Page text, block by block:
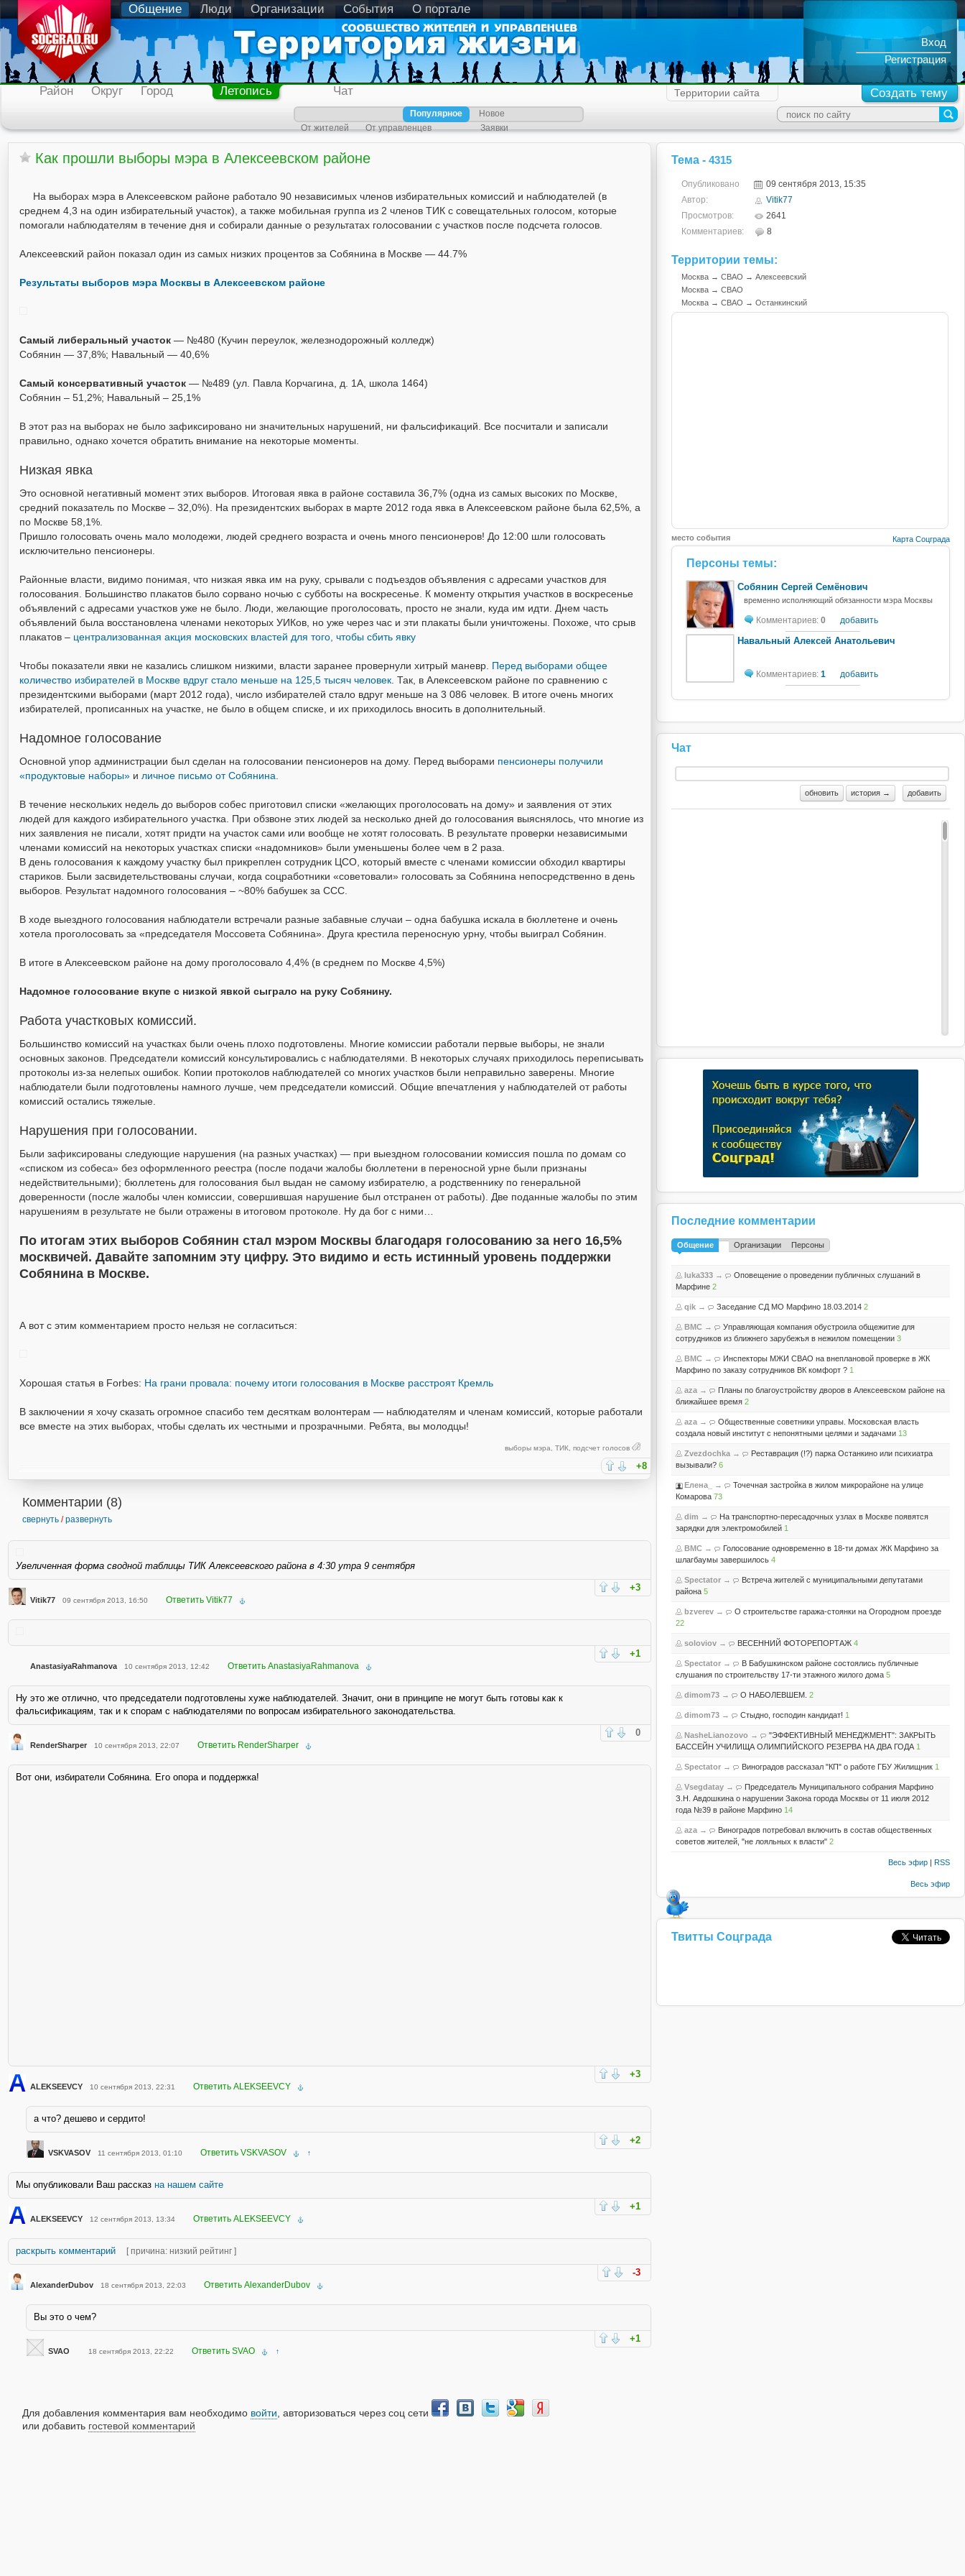
Вход
Регистрация
Общение Люди Организации События О портале
Район Округ Город Летопись
Популярное
Новое
От жителей
От управленцев Заявки
Чат Территории сайта Создать тему
Как прошли выборы мэра в Алексеевском районе
На выборах мэра в Алексеевском районе работало 90 независимых членов избирательных комиссий и наблюдателей (в
среднем 4,3 на один избирательный участок), а также мобильная группа из 2 членов ТИК с совещательных голосом, которые
помогали наблюдателям в течение дня и собирали данные о результатах голосовании с участков после подсчета голосов.
Алексеевский район показал один из самых низких процентов за Собянина в Москве — 44.7%
Результаты выборов мэра Москвы в Алексеевском районе
Самый либеральный участок — №480 (Кучин переулок, железнодорожный колледж)
Собянин — 37,8%; Навальный — 40,6%
Самый консервативный участок — №489 (ул. Павла Корчагина, д. 1А, школа 1464)
Собянин – 51,2%; Навальный – 25,1%
В этот раз на выборах не было зафиксировано ни значительных нарушений, ни фальсификаций. Все посчитали и записали
правильно, однако хочется обратить внимание на некоторые моменты.
Низкая явка
Это основной негативный момент этих выборов. Итоговая явка в районе составила 36,7% (одна из самых высоких по Москве,
средний показатель по Москве – 32,0%). На президентских выборах в марте 2012 года явка в Алексеевском районе была 62,5%, а
по Москве 58,1%.
Пришло голосовать очень мало молодежи, людей среднего возраста и очень много пенсионеров! До 12:00 шли голосовать
исключительно пенсионеры.
Районные власти, видимо понимая, что низкая явка им на руку, срывали с подъездов объявления с адресами участков для
голосования. Большинство плакатов было сорвано ночью с субботы на воскресенье. К моменту открытия участков в воскресенье
объявлений с адресами участков уже не было. Люди, желающие проголосовать, просто не знали, куда им идти. Днем часть
объявлений была восстановлена членами некоторых УИКов, но уже через час и эти плакаты были уничтожены. Похоже, что срыв
плакатов – централизованная акция московских властей для того, чтобы сбить явку
Чтобы показатели явки не казались слишком низкими, власти заранее провернули хитрый маневр. Перед выборами общее
количество избирателей в Москве вдруг стало меньше на 125,5 тысяч человек . Так, в Алексеевском районе по сравнению с
президентскими выборами (март 2012 года), число избирателей стало вдруг меньше на 3 086 человек. В итоге очень многих
избирателей, прописанных на участке, не было в общем списке, и их приходилось вносить в дополнительный.
Надомное голосование
Основной упор администрации был сделан на голосовании пенсионеров на дому. Перед выборами пенсионеры получили
«продуктовые наборы» и личное письмо от Собянина
В течение нескольких недель до выборов собес приготовил списки «желающих проголосовать на дому» и заявления от этих
людей для каждого избирательного участка. При обзвоне этих людей за несколько дней до голосования выяснялось, что многие из
них заявления не писали, хотят придти на участок сами или вообще не хотят голосовать. В результате проверки независимыми
членами комиссий на некоторых участках списки «надомников» были уменьшены более чем в 2 раза.
В день голосования к каждому участку был прикреплен сотрудник ЦСО, который вместе с членами комиссии обходил квартиры
стариков. Были засвидетельствованы случаи, когда соцработники «советовали» голосовать за Собянина непосредственно в день
выборов. Результат надомного голосования – ~80% бабушек за ССС.
В ходе выездного голосования наблюдатели встречали разные забавные случаи – одна бабушка искала в бюллетене и очень
хотела проголосовать за «председателя Моссовета Собянина». Друга крестила переносную урну, чтобы выиграл Собянин.
В итоге в Алексеевском районе на дому проголосовало 4,4% (в среднем по Москве 4,5%)
Надомное голосование вкупе с низкой явкой сыграло на руку Собянину.
Работа участковых комиссий.
Большинство комиссий на участках были очень плохо подготовлены. Многие комиссии работали первые выборы, не знали
основных законов. Председатели комиссий консультировались с наблюдателями. В некоторых случаях приходилось переписывать
протоколы из-за нелепых ошибок. Копии протоколов наблюдателей со многих участков были неправильно заверены. Многие
наблюдатели были подготовлены намного лучше, чем председатели комиссий. Общие впечатления у наблюдателей от работы
комиссий остались тяжелые.
Нарушения при голосовании.
Были зафиксированы следующие нарушения (на разных участках) — при выездном голосовании комиссия пошла по домам со
«списком из собеса» без оформленного реестра (после подачи жалобы бюллетени в переносной урне были признаны
недействительными); бюллетень для голосования был выдан не самому избирателю, а родственнику по генеральной
доверенности (после жалобы член комиссии, совершившая нарушение был отстранен от работы). Две поданные жалобы по этим
нарушениям в результате не были отражены в итоговом протоколе. Ну да бог с ними…
По итогам этих выборов Собянин стал мэром Москвы благодаря голосованию за него 16,5%
москвичей. Давайте запомним эту цифру. Это видимо и есть истинный уровень поддержки
Собянина в Москве.
А вот с этим комментарием просто нельзя не согласиться:
Хорошая статья в Forbes: На грани провала: почему итоги голосования в Москве расстроят Кремль
В заключении я хочу сказать огромное спасибо тем десяткам волонтерам — наблюдателям и членам комиссий, которые работали
все вместе на этих выборах, чтобы сделать их честными и прозрачными. Ребята, вы молодцы!
выборы мэра ТИК подсчет голосов
+8
Комментарии (8)
свернуть /развернуть
Увеличенная форма сводной таблицы ТИК Алексеевского района в 4:30 утра 9 сентября
+3
Vitik77 09 сентября 2013, 16:50 Ответить Vitik77
+1
AnastasiyaRahmanova 10 сентября 2013, 12:42 Ответить AnastasiyaRahmanova
Ну это же отлично, что председатели подготовлены хуже наблюдателей. Значит, они в принципе не могут быть готовы как к
фальсификациям, так и к спорам с наблюдателями по вопросам избирательного законодательства.
0
RenderSharper 10 сентября 2013, 22:07 Ответить RenderSharper
Вот они, избиратели Собянина. Его опора и поддержка!
+3
ALEKSEEVCY 10 сентября 2013, 22:31 Ответить ALEKSEEVCY
а что? дешево и сердито!
+2
VSKVASOV 11 сентября 2013, 01:10 Ответить VSKVASOV ↑
Мы опубликовали Ваш рассказ на нашем сайте
+1
ALEKSEEVCY 12 сентября 2013, 13:34 Ответить ALEKSEEVCY
раскрыть комментарий [ причина: низкий рейтинг ]
-3
AlexanderDubov 18 сентября 2013, 22:03 Ответить AlexanderDubov
Вы это о чем?
+1
SVAO 18 сентября 2013, 22:22 Ответить SVAO ↑
Для добавления комментария вам необходимо войти , авторизоваться через соц сети
или добавить гостевой комментарий
Тема - 4315
Опубликовано
09 сентября 2013, 15:35
Автор:
Vitik77
Просмотров:
2641
Комментариев:
8
Территории темы:
Москва→ СВАО → Алексеевский
Москва→ СВАО
Москва→ СВАО → Останкинский
Карта Соцграда
место события
Персоны темы:
Собянин Сергей Семёнович
временно исполняющий обязанности мэра Москвы
Комментариев: 0 добавить
Навальный Алексей Анатольевич
Комментариев: 1 добавить
Чат
обновить история → добавить
Последние комментарии
Общение Организации Персоны
luka333→
Оповещение о проведении публичных слушаний в
Марфине 2
qik→ Заседание СД МО Марфино 18.03.2014 2
BMC→
Управляющая компания обустроила общежитие для
сотрудников из ближнего зарубежъя в нежилом помещении 3
BMC→
Инспекторы МЖИ СВАО на внеплановой проверке в ЖК
Марфино по заказу сотрудников ВК комфорт ? 1
aza→
Планы по благоустройству дворов в Алексеевском районе на
ближайшее время 2
aza→
Общественные советники управы. Московская власть
создала новый институт с непонятными целями и задачами 13
Zvezdochka→
Реставрация (!?) парка Останкино или психиатра
вызывали? 6
Елена_ →
Точечная застройка в жилом микрорайоне на улице
Комарова 73
dim →
На транспортно-пересадочных узлах в Москве появятся
зарядки для электромобилей 1
BMC→
Голосование одновременно в 18-ти домах ЖК Марфино за
шлагбаумы завершилось 4
Spectator→
Встреча жителей с муниципальными депутатами
района 5
bzverev→
О строительстве гаража-стоянки на Огородном проезде
22
soloviov→ ВЕСЕННИЙ ФОТОРЕПОРТАЖ 4
Spectator→
В Бабушкинском районе состоялись публичные
слушания по строительству 17-ти этажного жилого дома 5
dimom73→ О НАБОЛЕВШЕМ. 2
dimom73→ Стыдно, господин кандидат! 1
NasheLianozovo →
"ЭФФЕКТИВНЫЙ МЕНЕДЖМЕНТ": ЗАКРЫТЬ
БАССЕЙН УЧИЛИЩА ОЛИМПИЙСКОГО РЕЗЕРВА НА ДВА ГОДА 1
Spectator→ Виноградов рассказал "КП" о работе ГБУ Жилищник 1
Vsegdatay→
Председатель Муниципального собрания Марфино
З.Н. Авдошкина о нарушении Закона города Москвы от 11 июля 2012
года №39 в районе Марфино 14
aza→
Виноградов потребовал включить в состав общественных
советов жителей, "не лояльных к власти" 2
Весь эфир| RSS
Весь эфир
Твитты Соцграда